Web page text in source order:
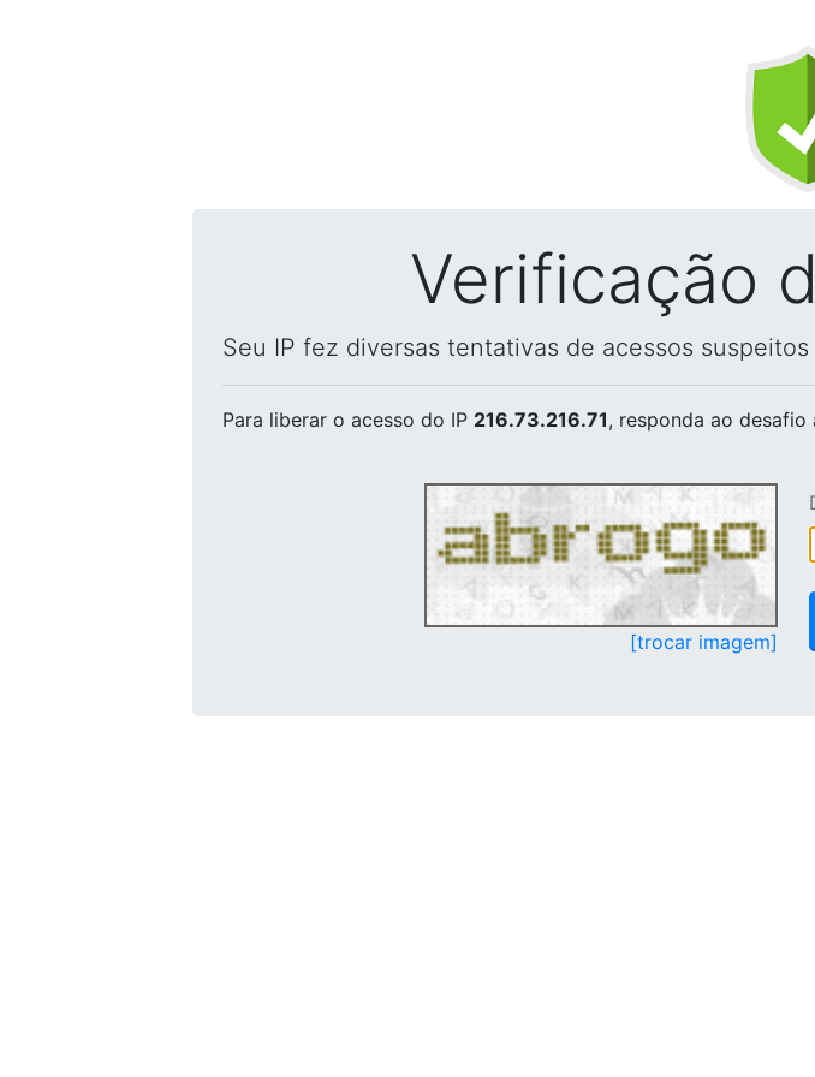
Verificação
Seu IP fez diversas tentativas de acessos
Para liberar o acesso do IP 216.73.216.71, responda ao desafio
[trocar imagem]